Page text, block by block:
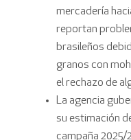
mercadería
reportan
brasileños
granos con
el rechazo de
La agencia
su estimación
campaña 2025/